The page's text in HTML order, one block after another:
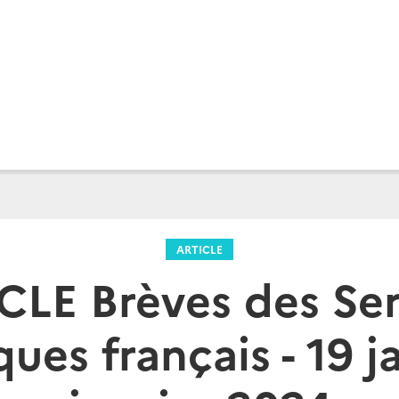
ARTICLE
Brèves des
français - 19